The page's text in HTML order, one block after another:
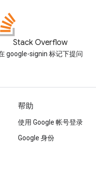
Stack Overflow
google-signin 标记下提问
帮助
使用 Google 帐号登录
Google 身份